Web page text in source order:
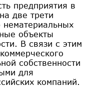
предприятия в
две трети
нематериальных
объекты
В связи с этим
собственности
для
компаний.